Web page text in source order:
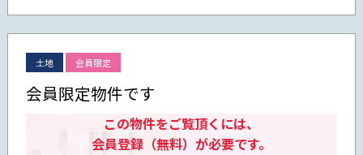
土地 会員限定
会員限定物件です
この物件をご覧頂くには、
会員登録（無料）が必要です。